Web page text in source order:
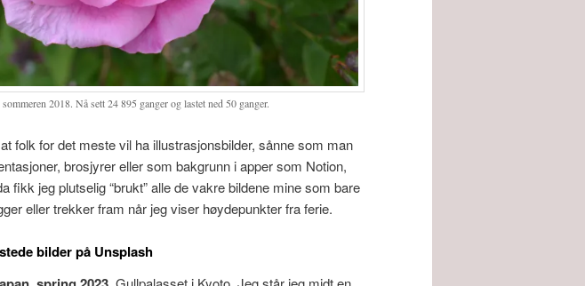
2018. Nå sett 24 895 ganger og lastet ned 50 ganger.
folk for det meste vil ha illustrasjonsbilder, sånne som man
brosjyrer eller som bakgrunn i apper som Notion,
fikk jeg plutselig “brukt” alle de vakre bildene mine som bare
eller trekker fram når jeg viser høydepunkter fra ferie.
bilder på Unsplash